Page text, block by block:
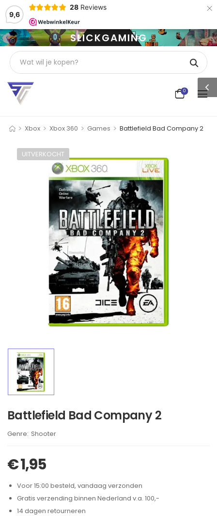
9,6
28 Reviews ×
SLICKGAMING
0
> Xbox > Xbox 360 > Games > Battlefield Bad Company 2
UITVERKOCHT
Battlefield Bad Company 2
Brand:
Shooter
€1,95
Voor 15:00 besteld, vandaag verzonden
Gratis verzending binnen Nederland v.a. 100,-
14 dagen retourneren